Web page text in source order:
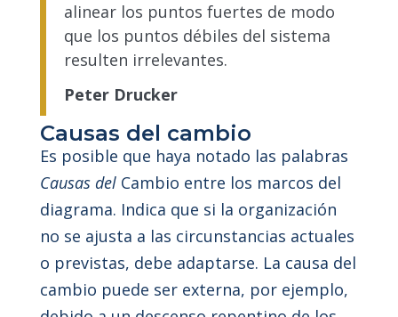
alinear los puntos fuertes de modo
que los puntos débiles del sistema
resulten irrelevantes.
Peter Drucker
Causas del cambio
Es posible que haya notado las palabras
Causas del Cambio entre los marcos del
diagrama. Indica que si la organización
no se ajusta a las circunstancias actuales
o previstas, debe adaptarse. La causa del
cambio puede ser externa, por ejemplo,